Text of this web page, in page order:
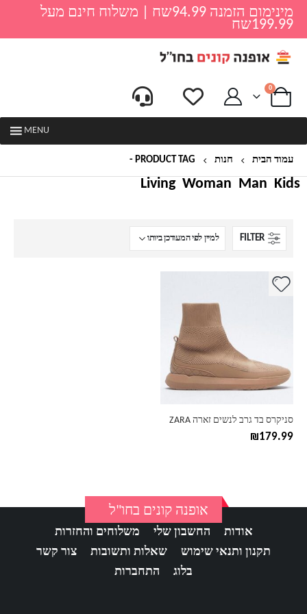
מינימום הזמנה 94.99שח | משלוח חינם מעל
199.99שח
0
MENU
עמוד הבית חנות PRODUCT TAG -
Kids
Man
Woman
Living
FILTER
סניקרס בד גרב לנשים זארה ZARA
₪179.99
למוצר
לבחור
את
אופנה קונים בחו"ל
אודות החשבון שלי
משלוחים והחזרות
תקנון ותנאי שימוש
שאלות ותשובות
צור קשר
בלוג
התחברות